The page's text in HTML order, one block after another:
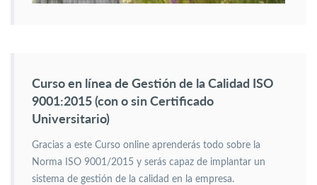
Curso en línea de Gestión de la Calidad ISO
9001:2015 (con o sin Certificado
Universitario)
Gracias a este Curso online aprenderás todo sobre la
Norma ISO 9001/2015 y serás capaz de implantar un
sistema de gestión de la calidad en la empresa.